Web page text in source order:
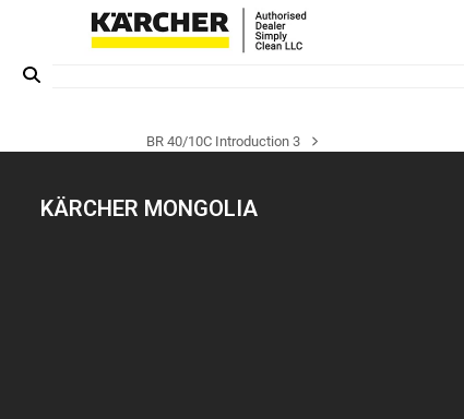
next
BR 40/10C Introduction 3
KÄRCHER MONGOLIA